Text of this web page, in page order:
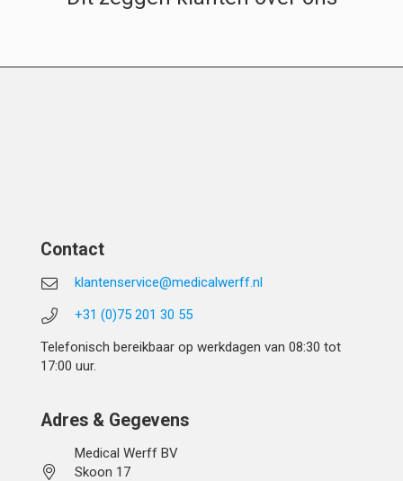
Contact
klantenservice@medicalwerff.nl
+31 (0)75 201 30 55
Telefonisch bereikbaar op werkdagen van 08:30 tot
17:00 uur.
Adres & Gegevens
Medical Werff BV
Skoon 17